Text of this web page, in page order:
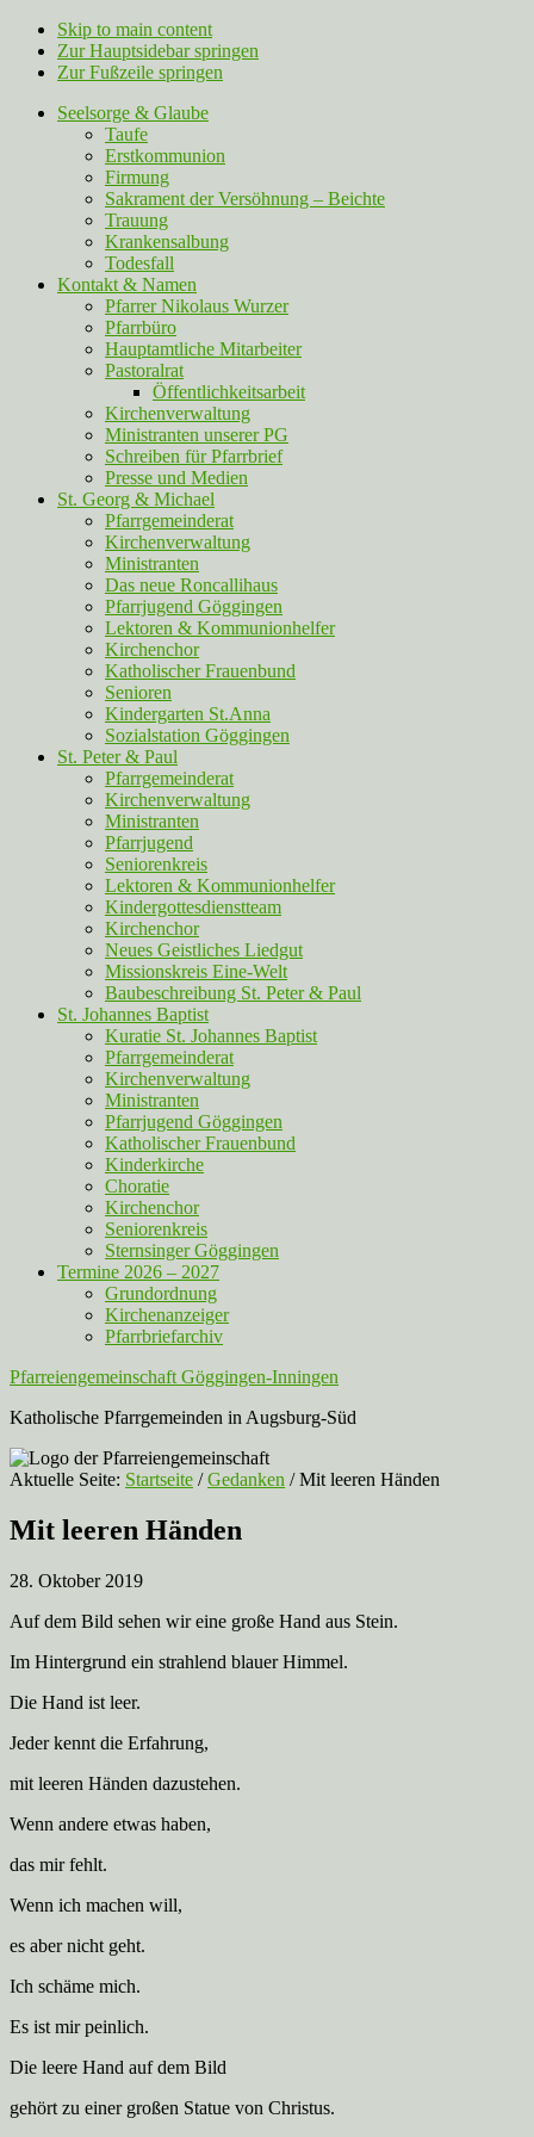
Skip to main content
Zur Hauptsidebar springen
Zur Fußzeile springen
Seelsorge & Glaube
Taufe
Erstkommunion
Firmung
Sakrament der Versöhnung – Beichte
Trauung
Krankensalbung
Todesfall
Kontakt & Namen
Pfarrer Nikolaus Wurzer
Pfarrbüro
Hauptamtliche Mitarbeiter
Pastoralrat
Öffentlichkeitsarbeit
Kirchenverwaltung
Ministranten unserer PG
Schreiben für Pfarrbrief
Presse und Medien
St. Georg & Michael
Pfarrgemeinderat
Kirchenverwaltung
Ministranten
Das neue Roncallihaus
Pfarrjugend Göggingen
Lektoren & Kommunionhelfer
Kirchenchor
Katholischer Frauenbund
Senioren
Kindergarten St.Anna
Sozialstation Göggingen
St. Peter & Paul
Pfarrgemeinderat
Kirchenverwaltung
Ministranten
Pfarrjugend
Seniorenkreis
Lektoren & Kommunionhelfer
Kindergottesdienstteam
Kirchenchor
Neues Geistliches Liedgut
Missionskreis Eine-Welt
Baubeschreibung St. Peter & Paul
St. Johannes Baptist
Kuratie St. Johannes Baptist
Pfarrgemeinderat
Kirchenverwaltung
Ministranten
Pfarrjugend Göggingen
Katholischer Frauenbund
Kinderkirche
Choratie
Kirchenchor
Seniorenkreis
Sternsinger Göggingen
Termine 2026 – 2027
Grundordnung
Kirchenanzeiger
Pfarrbriefarchiv
Pfarreiengemeinschaft Göggingen-Inningen
Katholische Pfarrgemeinden in Augsburg-Süd
Aktuelle Seite: Startseite / Gedanken /Mit leeren Händen
Mit leeren Händen
28. Oktober 2019
Auf dem Bild sehen wir eine große Hand aus Stein.
Im Hintergrund ein strahlend blauer Himmel.
Die Hand ist leer.
Jeder kennt die Erfahrung,
mit leeren Händen dazustehen.
Wenn andere etwas haben,
das mir fehlt.
Wenn ich machen will,
es aber nicht geht.
Ich schäme mich.
Es ist mir peinlich.
Die leere Hand auf dem Bild
gehört zu einer großen Statue von Christus.